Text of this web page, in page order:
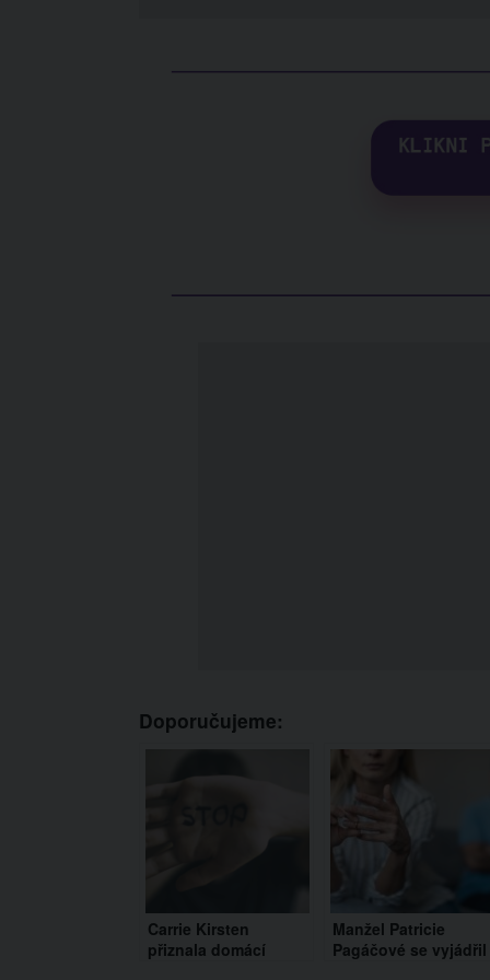
Doporučujeme:
Carrie Kirsten
přiznala domácí
Manžel Patricie
Pagáčové se vyjádřil